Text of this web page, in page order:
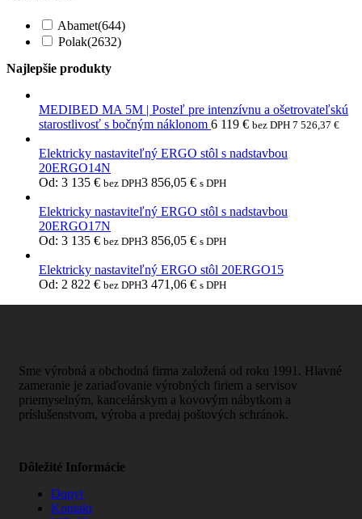
Abamet(644)
Polak(2632)
Najlepšie produkty
MEDIBED MA 5M | Posteľ pre intenzívnu a ošetrovateľskú
starostlivosť s bočným náklonom 6 119 € bez DPH 7 526,37 €
Elektricky nastaviteľný ERGO stôl s nadstavbou
20ERGO14N
Od: 3 135 € bez DPH3 856,05 € s DPH
Elektricky nastaviteľný ERGO stôl s nadstavbou
20ERGO17N
Od: 3 135 € bez DPH3 856,05 € s DPH
Elektricky nastaviteľný ERGO stôl 20ERGO15
Od: 2 822 € bez DPH3 471,06 € s DPH
Sme výrobná a obchodná firma založená od roku 1991. Hlavné
zameranie je zariaďovanie výrobných firiem a servisov
priemyselným, kancelárskym a kovovým nábytkom a
príslušenstvom, výroba a predaj poštových schránok.
Dôležité Informácie
Dopyt
Kontakt